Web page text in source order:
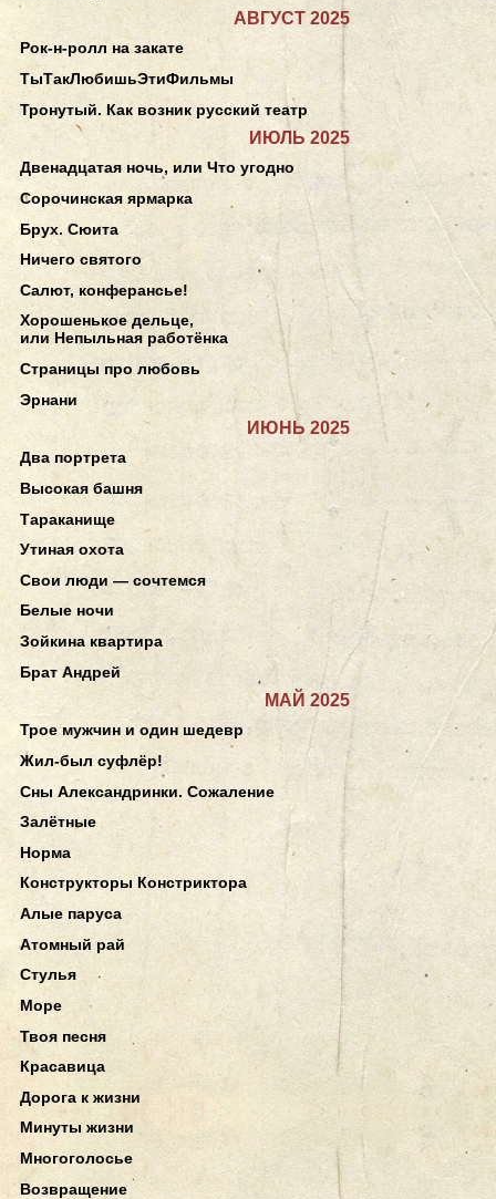
АВГУСТ 2025
Рок-н-ролл на закате
ТыТакЛюбишьЭтиФильмы
Тронутый. Как возник русский театр
ИЮЛЬ 2025
Двенадцатая ночь, или Что угодно
Сорочинская ярмарка
Брух. Сюита
Ничего святого
Салют, конферансье!
Хорошенькое дельце,
или Непыльная работёнка
Страницы про любовь
Эрнани
ИЮНЬ 2025
Два портрета
Высокая башня
Тараканище
Утиная охота
Свои люди — сочтемся
Белые ночи
Зойкина квартира
Брат Андрей
МАЙ 2025
Трое мужчин и один шедевр
Жил-был суфлёр!
Сны Александринки. Сожаление
Залётные
Норма
Конструкторы Констриктора
Алые паруса
Атомный рай
Стулья
Море
Твоя песня
Красавица
Дорога к жизни
Минуты жизни
Многоголосье
Возвращение